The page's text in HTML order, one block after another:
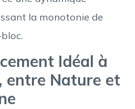
la monotonie de
Idéal à
entre Nature et